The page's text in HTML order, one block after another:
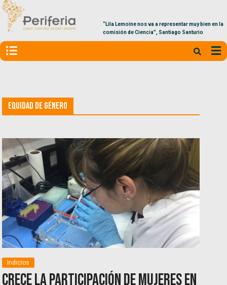
“Lila Lemoine nos va a representar muy bien en la
comisión de Ciencia”, Santiago Santurio
Equidad de Género
Indicios
Crece la participación de mujeres en